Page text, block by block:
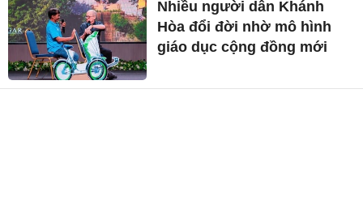
Nhiều người dân Khánh
Hòa đổi đời nhờ mô hình
giáo dục cộng đồng mới